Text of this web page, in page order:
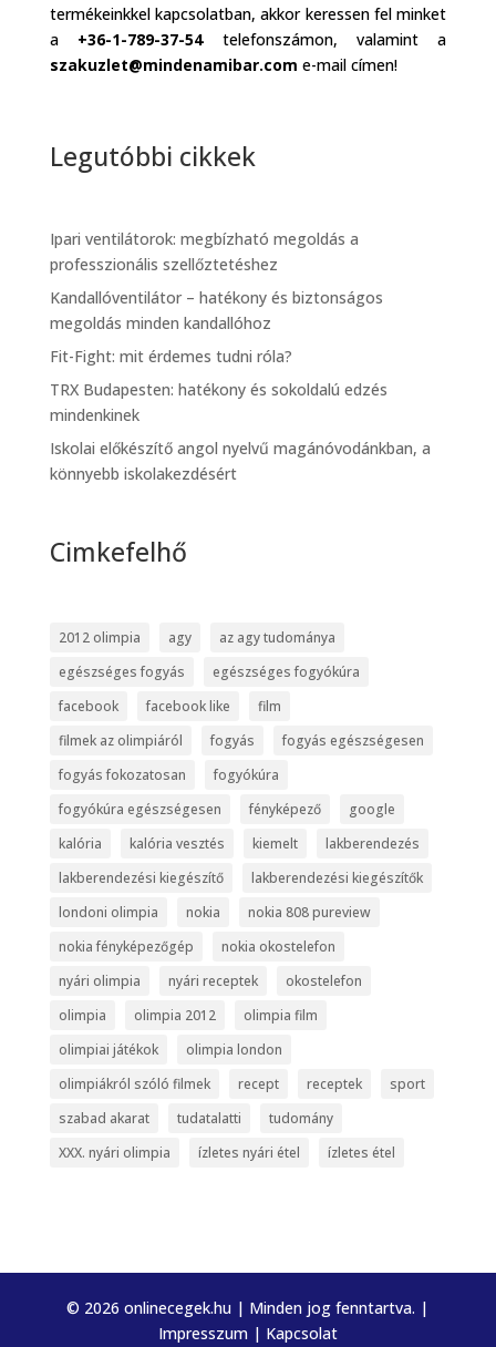
termékeinkkel kapcsolatban, akkor keressen fel minket
a +36-1-789-37-54telefonszámon, valamint a
szakuzlet@mindenamibar.com e-mail címen!
Legutóbbi cikkek
Ipari ventilátorok: megbízható megoldás a
professzionális szellőztetéshez
Kandallóventilátor – hatékony és biztonságos
megoldás minden kandallóhoz
Fit-Fight: mit érdemes tudni róla?
TRX Budapesten: hatékony és sokoldalú edzés
mindenkinek
Iskolai előkészítő angol nyelvű magánóvodánkban, a
könnyebb iskolakezdésért
Cimkefelhő
2012 olimpia agy
az agy tudománya
egészséges fogyás
egészséges fogyókúra
facebook
facebook like
film
filmek az olimpiáról
fogyás
fogyás egészségesen
fogyás fokozatosan
fogyókúra
fogyókúra egészségesen
fényképező
google
kalória
kalória vesztés kiemelt
lakberendezés
lakberendezési kiegészítő
lakberendezési kiegészítők
londoni olimpia
nokia
nokia 808 pureview
nokia fényképezőgép
nokia okostelefon
nyári olimpia
nyári receptek
okostelefon
olimpia
olimpia 2012
olimpia film
olimpiai játékok
olimpia london
olimpiákról szóló filmek
recept receptek
sport
szabad akarat
tudatalatti
tudomány
XXX. nyári olimpia
ízletes nyári étel ízletes étel
© 2026 onlinecegek.hu | Minden jog fenntartva. |
Impresszum| Kapcsolat